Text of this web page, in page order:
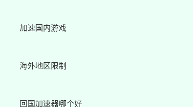
加速国内游戏
海外地区限制
回国加速器哪个好